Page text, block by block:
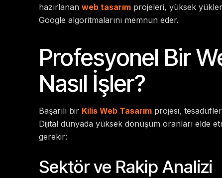
hazırlanan web tasarımprojeleri, yüksek
Google algoritmalarını memnun eder.
Profesyonel Bir
Nasıl İşler?
Başarılı bir Kilis Web Tasarımprojesi,
Dijital dünyada yüksek dönüşüm oranları elde
gerekir:
Sektör ve Rakip Analizi